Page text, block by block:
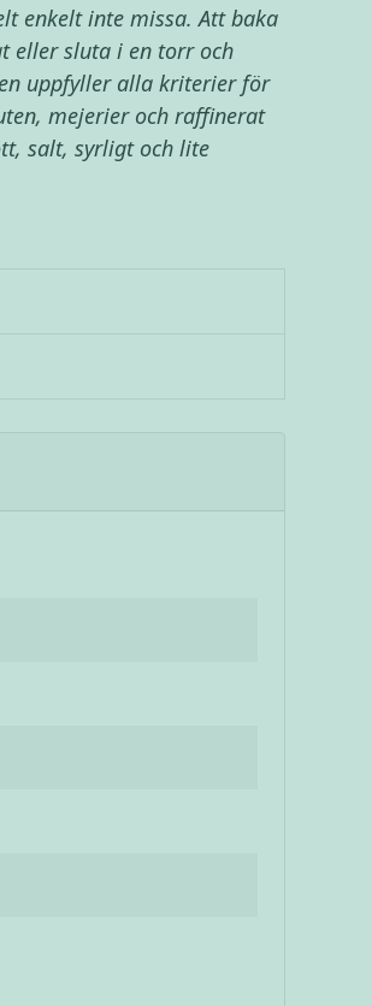
enkelt inte missa. Att baka
eller sluta i en torr och
uppfyller alla kriterier för
mejerier och raffinerat
salt, syrligt och lite